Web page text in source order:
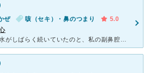
ぜ 咳（セキ）・鼻のつまり
5.0
８ヶ月の娘の咳と鼻水がしばらく続いていたのと、私の副鼻腔炎の症状が悪化したのでこちらを受診しました。先生は乳児にも慣れておられる様子で、優しい物腰で手早く処置して頂けました。質問にはきっちり答えてくだ